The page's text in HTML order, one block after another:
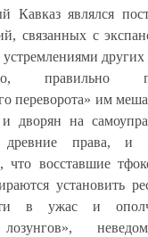
Кавказ являлся
связанных с
устремлениями других
правильно
переворота» им
дворян на
права, и
что восставшие
установить
в ужас и
лозунгов»,